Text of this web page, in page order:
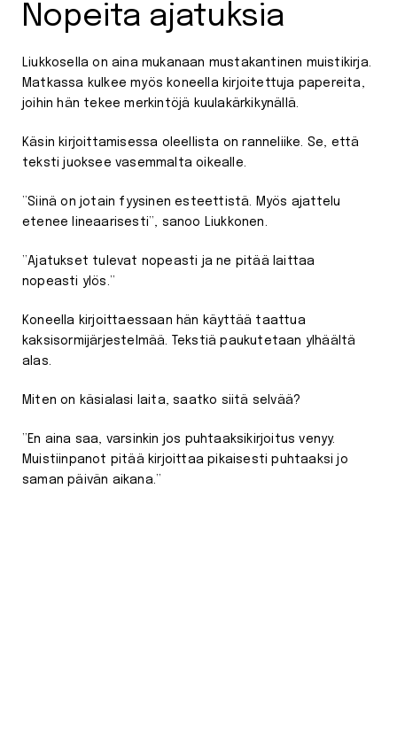
Nopeita ajatuksia
Liukkosella on aina mukanaan mustakantinen muistikirja.
Matkassa kulkee myös koneella kirjoitettuja papereita,
joihin hän tekee merkintöjä kuulakärkikynällä.
Käsin kirjoittamisessa oleellista on ranneliike. Se, että
teksti juoksee vasemmalta oikealle.
”Siinä on jotain fyysinen esteettistä. Myös ajattelu
etenee lineaarisesti”, sanoo Liukkonen.
”Ajatukset tulevat nopeasti ja ne pitää laittaa
nopeasti ylös.”
Koneella kirjoittaessaan hän käyttää taattua
kaksisormijärjestelmää. Tekstiä paukutetaan ylhäältä
alas.
Miten on käsialasi laita, saatko siitä selvää?
”En aina saa, varsinkin jos puhtaaksikirjoitus venyy.
Muistiinpanot pitää kirjoittaa pikaisesti puhtaaksi jo
saman päivän aikana.”